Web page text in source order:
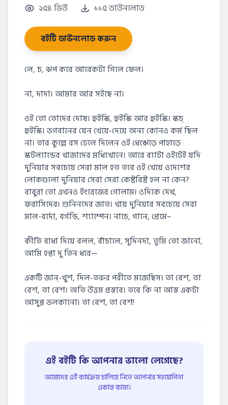
২৫৪ ভিউ ১১৫ ডাউনলোড
বইটি ডাউনলোড করুন
লে, চ, ঝপ করে আরেকটা গিলে ফেল।
না, দাদা। আমার আর সইছে না।
ওই তো তোদের দোষ। হুইস্কি, হুইস্কি আর হুইস্কি। স্কচ্
হুইস্কি। ভগবানের যেন খেয়ে-দেয়ে অন্য কোনও কর্ম ছিল
না। তার কুল্লে রস ঢেলে দিলেন ওই ধেঋেড়ে পাহাড়ে
স্কটল্যান্ডের খাজাদের মধ্যিখানে। আরে ব্যাটা ওইটেই যদি
দুনিয়ার সবচেয়ে সেরা মাল হত তবে ওই খেয়ে ওদেশের
লোকগুলো দুনিয়ার সেরা সেরা কেষ্টবিষ্ট হল না কেন?
বাবুরা তো এখনও ইংরেজের গোলাম। ওদিকে দেখ,
ফরাসিদের। শুনিনদের জাত। খায় দুনিয়ার সবচেয়ে সেরা
মাল-বর্দো, বর্গন্ডি, শ্যাম্পেন। নাচে, গানে, প্রেমে–
কীর্তি বাধা দিয়ে বলল, বাঁচালে, সুদিনদা, তুমি তো জানো,
আমি হপ্তা দু তিন ধরে—
একটি জান্-খুশ, দিল-তরুর পরীতে মজেছিস। তা বেশ, তা
বেশ, তা বেশ। অতি উত্তম প্রস্তাব। তবে কি না আস্ত একটা
আসুপ্ত ভলকানো। তা বেশ, তা বেশ!
এই বইটি কি আপনার ভালো লেগেছে?
আমাদের এই কার্যক্রম চালিয়ে নিতে আপনার সহযোগিতা
একান্ত কাম্য।